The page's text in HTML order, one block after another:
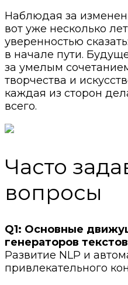
Наблюдая за
вот уже несколько
уверенностью
в начале пути.
за умелым
творчества и
каждая из сторон
всего.
Часто
вопросы
Q1: Основные
генераторов
Развитие NLP и
привлекательного